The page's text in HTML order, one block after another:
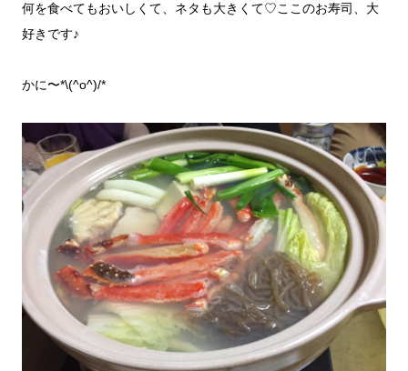
何を食べてもおいしくて、ネタも大きくて♡ここのお寿司、大
好きです♪
かに〜*\(^o^)/*